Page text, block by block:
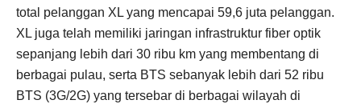
total pelanggan XL yang mencapai 59,6 juta pelanggan.
XL juga telah memiliki jaringan infrastruktur fiber optik
sepanjang lebih dari 30 ribu km yang membentang di
berbagai pulau, serta BTS sebanyak lebih dari 52 ribu
BTS (3G/2G) yang tersebar di berbagai wilayah di